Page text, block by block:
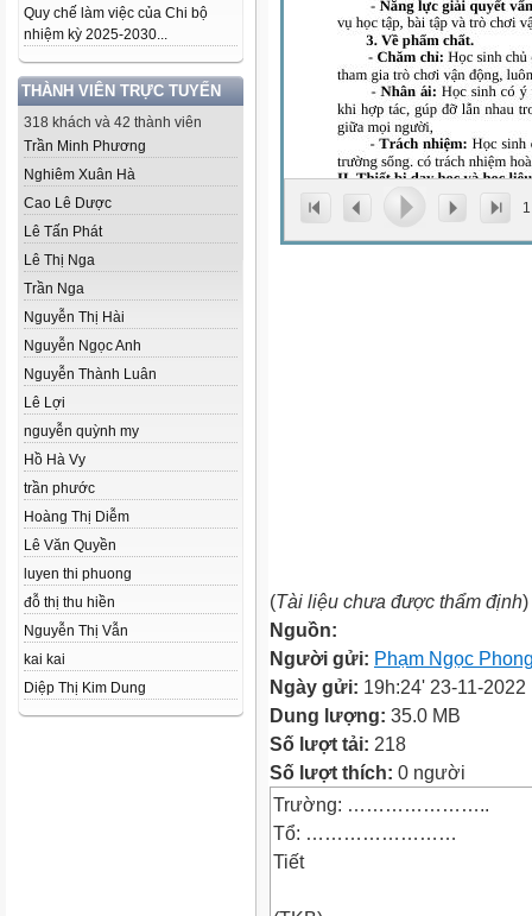
Quy chế làm việc của Chi bộ
nhiệm kỳ 2025-2030...
THÀNH VIÊN TRỰC TUYẾN
318 khách và 42 thành viên
Trần Minh Phương
Nghiêm Xuân Hà
Cao Lê Dược
Lê Tấn Phát
Lê Thị Nga
Trần Nga
Nguyễn Thị Hài
Nguyễn Ngọc Anh
Nguyễn Thành Luân
Lê Lợi
nguyễn quỳnh my
Hồ Hà Vy
trần phước
Hoàng Thị Diễm
Lê Văn Quyền
luyen thi phuong
đỗ thị thu hiền
Nguyễn Thị Vẫn
kai kai
Diệp Thị Kim Dung
1
(Tài liệu chưa được thẩm định)
Nguồn:
Người gửi: Phạm Ngọc
Ngày gửi: 19h:24' 23-11-2022
Dung lượng: 35.0 MB
Số lượt tải: 218
Số lượt thích: 0 người
Trường: …………………..
Tổ: ……………………
Tiết